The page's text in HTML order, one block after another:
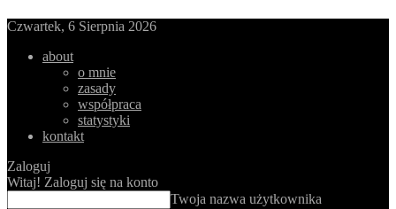
Czwartek, 6 Sierpnia 2026
about
o mnie
zasady
współpraca
statystyki
kontakt
Zaloguj
Witaj! Zaloguj się na konto
Twoja nazwa użytkownika